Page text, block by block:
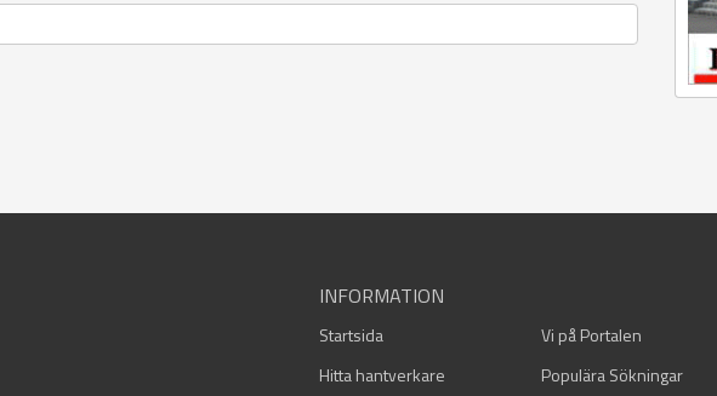
INFORMATION
Startsida Vi på Portalen
Hitta hantverkare
Populära Sökningar